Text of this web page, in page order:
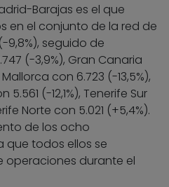
Barajas es el que
en el conjunto de la red de
9,8%), seguido de
(-3,9%), Gran Canaria
con 6.723 (-13,5%),
(-12,1%), Tenerife Sur
Norte con 5.021 (+5,4%).
de los ocho
que todos ellos se
operaciones durante el